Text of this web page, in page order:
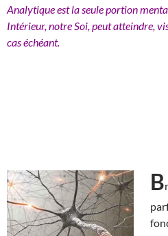
Analytique est la seule portion
Intérieur, notre Soi, peut atteindre,
cas échéant.
B